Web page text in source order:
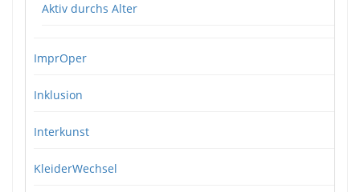
Aktiv durchs Alter
ImprOper
Inklusion
Interkunst
KleiderWechsel